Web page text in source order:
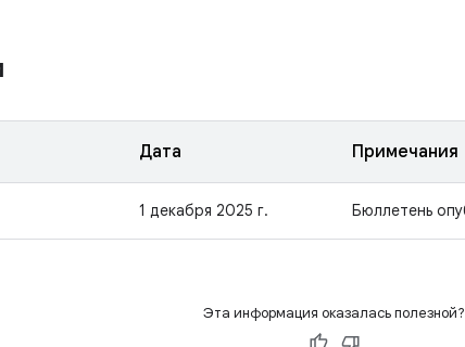
Дата Примечания
1 декабря 2025 г. Бюллетень
Эта информация оказалась полезной?